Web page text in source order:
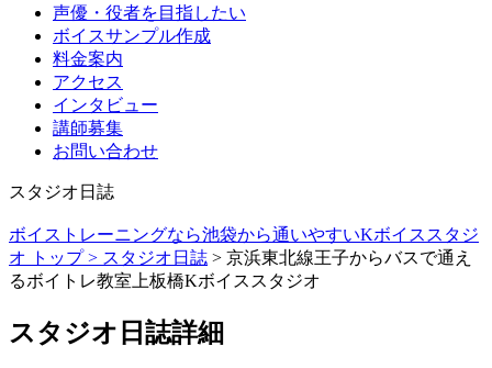
声優・役者を目指したい
ボイスサンプル作成
料金案内
アクセス
インタビュー
講師募集
お問い合わせ
スタジオ日誌
ボイストレーニングなら池袋から通いやすいKボイススタジ
オ トップ > スタジオ日誌 > 京浜東北線王子からバスで通え
るボイトレ教室上板橋Kボイススタジオ
スタジオ日誌詳細